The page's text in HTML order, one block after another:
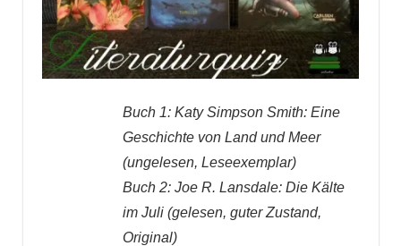
Buch 1: Katy Simpson Smith: Eine
Geschichte von Land und Meer
(ungelesen, Leseexemplar)
Buch 2: Joe R. Lansdale: Die Kälte
im Juli (gelesen, guter Zustand,
Original)